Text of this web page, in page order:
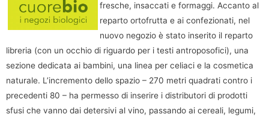
fresche, insaccati e formaggi. Accanto al
reparto ortofrutta e ai confezionati, nel
nuovo negozio è stato inserito il reparto
libreria (con un occhio di riguardo per i testi antroposofici), una
sezione dedicata ai bambini, una linea per celiaci e la cosmetica
naturale. L’incremento dello spazio – 270 metri quadrati contro i
precedenti 80 – ha permesso di inserire i distributori di prodotti
sfusi che vanno dai detersivi al vino, passando ai cereali, legumi,